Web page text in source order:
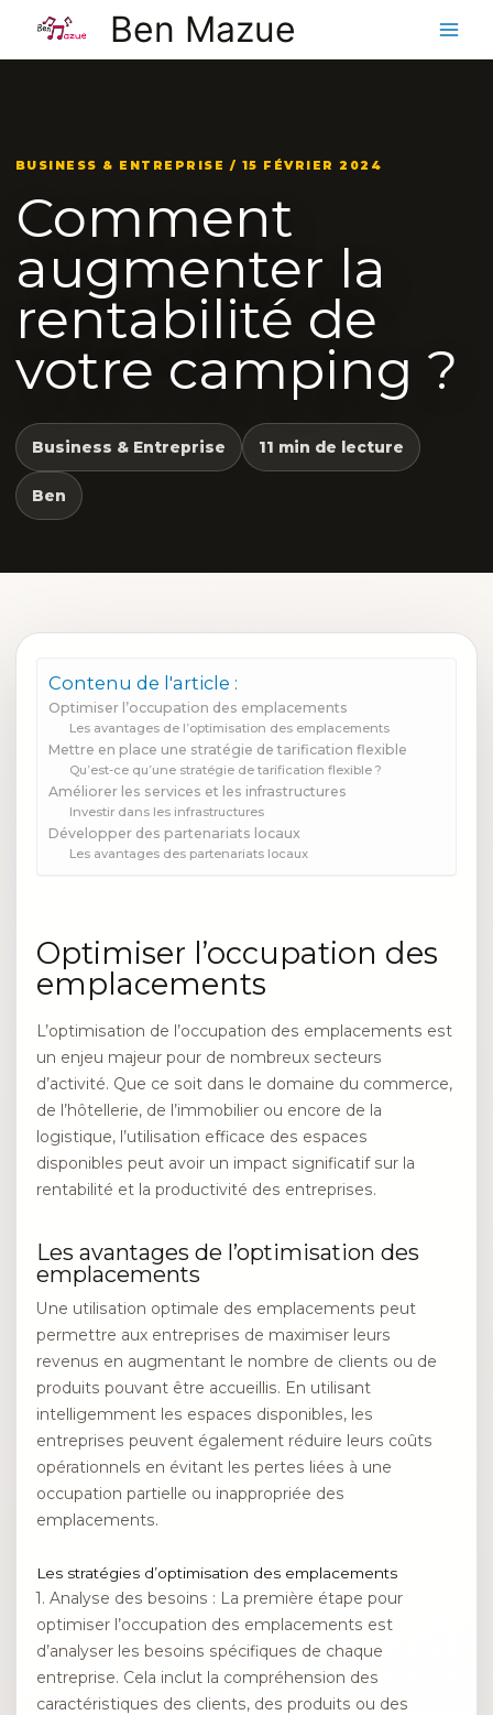
contenu
Ben Mazue
BUSINESS & ENTREPRISE / 15 FÉVRIER 2024
Comment
augmenter la
rentabilité de
votre camping ?
Business & Entreprise 11 min de lecture
Ben
Contenu de l'article :
Optimiser l’occupation des emplacements
Les avantages de l’optimisation des emplacements
Mettre en place une stratégie de tarification flexible
Qu’est-ce qu’une stratégie de tarification flexible ?
Améliorer les services et les infrastructures
Investir dans les infrastructures
Développer des partenariats locaux
Les avantages des partenariats locaux
Optimiser l’occupation des
emplacements
L’optimisation de l’occupation des emplacements est
un enjeu majeur pour de nombreux secteurs
d’activité. Que ce soit dans le domaine du commerce,
de l’hôtellerie, de l’immobilier ou encore de la
logistique, l’utilisation efficace des espaces
disponibles peut avoir un impact significatif sur la
rentabilité et la productivité des entreprises.
Les avantages de l’optimisation des
emplacements
Une utilisation optimale des emplacements peut
permettre aux entreprises de maximiser leurs
revenus en augmentant le nombre de clients ou de
produits pouvant être accueillis. En utilisant
intelligemment les espaces disponibles, les
entreprises peuvent également réduire leurs coûts
opérationnels en évitant les pertes liées à une
occupation partielle ou inappropriée des
emplacements.
Les stratégies d’optimisation des emplacements
1. Analyse des besoins : La première étape pour
optimiser l’occupation des emplacements est
d’analyser les besoins spécifiques de chaque
entreprise. Cela inclut la compréhension des
caractéristiques des clients, des produits ou des